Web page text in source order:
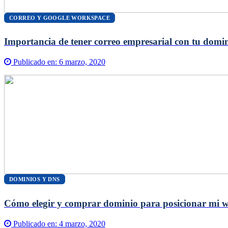
CORREO Y GOOGLE WORKSPACE
Importancia de tener correo empresarial con tu
Publicado en: 6 marzo, 2020
DOMINIOS Y DNS
Cómo elegir y comprar dominio para posicionar mi
Publicado en: 4 marzo, 2020